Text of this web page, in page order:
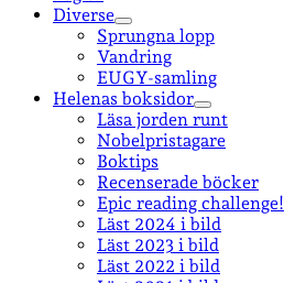
Diverse
öppna
undermeny
Sprungna lopp
Vandring
EUGY-samling
Helenas boksidor
öppna
undermeny
Läsa jorden runt
Nobelpristagare
Boktips
Recenserade böcker
Epic reading challenge!
Läst 2024 i bild
Läst 2023 i bild
Läst 2022 i bild